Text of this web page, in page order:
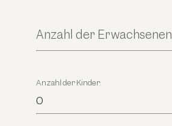
Anzahl der Erwachsenen
Anzahl der Kinder
0